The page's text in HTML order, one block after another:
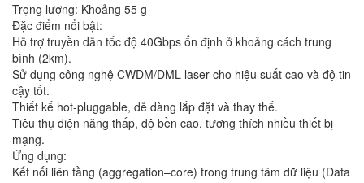
Trọng lượng: Khoảng 55 g
Đặc điểm nổi bật:
Hỗ trợ truyền dẫn tốc độ 40Gbps ổn định ở khoảng cách trung
bình (2km).
Sử dụng công nghệ CWDM/DML laser cho hiệu suất cao và độ tin
cậy tốt.
Thiết kế hot-pluggable, dễ dàng lắp đặt và thay thế.
Tiêu thụ điện năng thấp, độ bền cao, tương thích nhiều thiết bị
mạng.
Ứng dụng:
Kết nối liên tầng (aggregation–core) trong trung tâm dữ liệu (Data